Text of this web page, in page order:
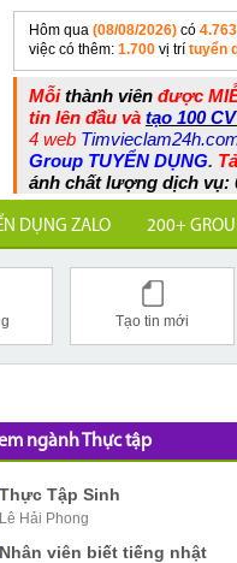
Hôm qua (08/08/2026) có 4.763
việc có thêm: 1.700 vị trí tuyển
Mỗithành viên được
tin lên đầu và tạo 100
4 web
Group TUYỂN DỤNG.
ánh chất lượng dịch vụ:
DỤNG ZALO 200+
Tạo tin mới
ngành Thực tập
Thực Tập Sinh
Lê Hải Phong
Nhân viên biết tiếng nhật